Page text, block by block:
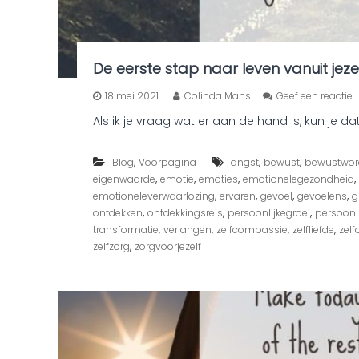
De eerste stap naar leven vanuit
18 mei 2021 Colinda Mans Geef een reactieo
D
e
r
s
t
e
n
a
r
l
Als ik je vraag wat er aan de hand is, kun je
Blog, Voorpagina angst, bewust,
eigenwaarde, emotie, emoties, emotionelegezondheid,
emotioneleverwaarlozing, ervaren, gevoel, gevoelens,
ontdekken, ontdekkingsreis, persoonlijkegroei,
transformatie, verlangen, zelfcompassie, zelfliefde,
zelfzorg, zorgvoorjezelf